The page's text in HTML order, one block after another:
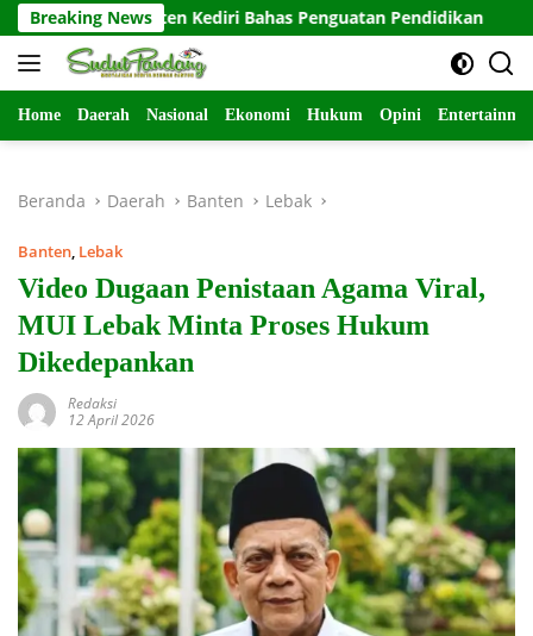
Langsung
ke
konten
Breaking News
Kediri Bahas Penguatan Pendidikan Tak
Home Daerah Nasional Ekonomi Hukum Opini
Beranda Daerah Banten Lebak
Banten, Lebak
Video Dugaan Penistaan Agama Viral,
MUI Lebak Minta Proses Hukum
Dikedepankan
Redaksi
12 April 2026